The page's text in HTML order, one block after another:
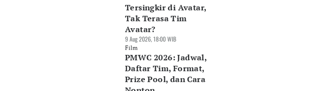
Tersingkir di Avatar,
Tak Terasa Tim
Avatar?
9 Aug 2026, 18:00 WIB
Film
PMWC 2026: Jadwal,
Daftar Tim, Format,
Prize Pool, dan Cara